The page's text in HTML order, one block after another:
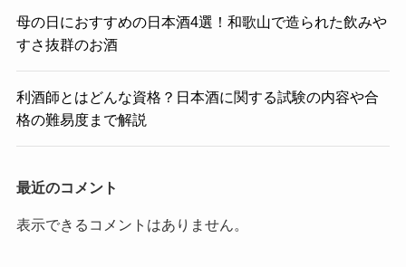
母の日におすすめの日本酒4選！和歌山で造られた飲みや
すさ抜群のお酒
利酒師とはどんな資格？日本酒に関する試験の内容や合
格の難易度まで解説
最近のコメント
表示できるコメントはありません。